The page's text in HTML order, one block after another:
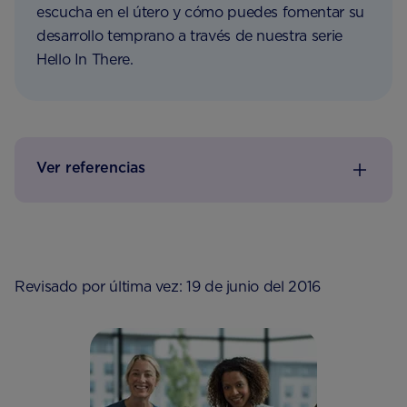
escucha en el útero y cómo puedes fomentar su
desarrollo temprano a través de nuestra serie
Hello In There.
Ver referencias
Revisado por última vez: 19 de junio del 2016